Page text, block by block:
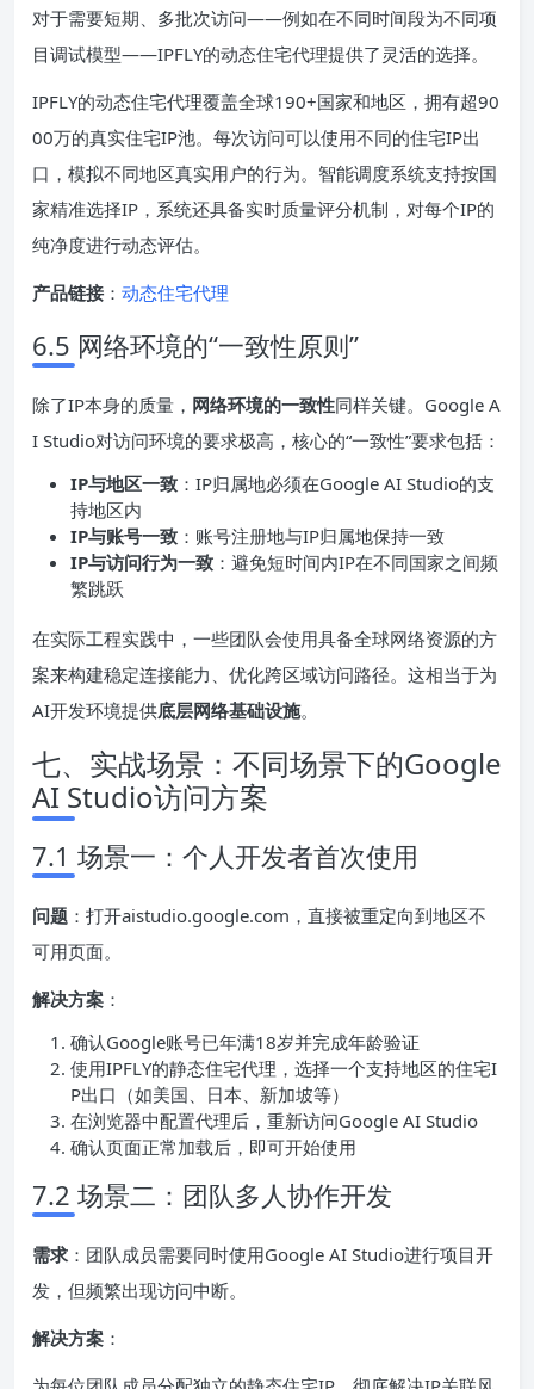
对于需要短期、多批次访问——例如在不同时间段为不同项
目调试模型——IPFLY的动态住宅代理提供了灵活的选择。
IPFLY的动态住宅代理覆盖全球190+国家和地区，拥有超90
00万的真实住宅IP池。每次访问可以使用不同的住宅IP出
口，模拟不同地区真实用户的行为。智能调度系统支持按国
家精准选择IP，系统还具备实时质量评分机制，对每个IP的
纯净度进行动态评估。
产品链接 ： 动态住宅代理
6.5 网络环境的“一致性原则”
除了IP本身的质量， 网络环境的一致性同样关键。Google A
I Studio对访问环境的要求极高，核心的“一致性”要求包括：
IP与地区一致 ：IP归属地必须在Google AI Studio的支
持地区内
IP与账号一致 ：账号注册地与IP归属地保持一致
IP与访问行为一致 ：避免短时间内IP在不同国家之间频
繁跳跃
在实际工程实践中，一些团队会使用具备全球网络资源的方
案来构建稳定连接能力、优化跨区域访问路径。这相当于为
AI开发环境提供底层网络基础设施。
七、实战场景：不同场景下的Google
AI Studio访问方案
7.1 场景一：个人开发者首次使用
问题 ：打开aistudio.google.com，直接被重定向到地区不
可用页面。
解决方案 ：
确认Google账号已年满18岁并完成年龄验证
使用IPFLY的静态住宅代理，选择一个支持地区的住宅I
P出口（如美国、日本、新加坡等）
在浏览器中配置代理后，重新访问Google AI Studio
确认页面正常加载后，即可开始使用
7.2 场景二：团队多人协作开发
需求 ：团队成员需要同时使用Google AI Studio进行项目开
发，但频繁出现访问中断。
解决方案 ：